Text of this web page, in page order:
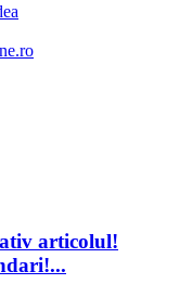
articolul!